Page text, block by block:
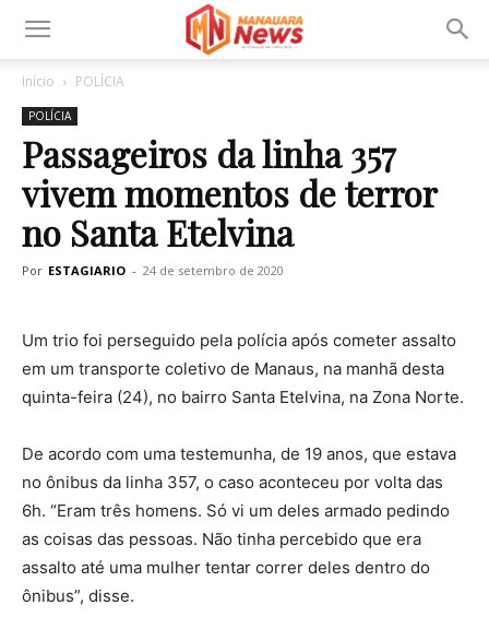
Início POLÍCIA
POLÍCIA
Passageiros da linha 357
vivem momentos de terror
no Santa Etelvina
Por ESTAGIARIO - 24 de setembro de 2020
Um trio foi perseguido pela polícia após cometer assalto
em um transporte coletivo de Manaus, na manhã desta
quinta-feira (24), no bairro Santa Etelvina, na Zona Norte.
De acordo com uma testemunha, de 19 anos, que estava
no ônibus da linha 357, o caso aconteceu por volta das
6h. “Eram três homens. Só vi um deles armado pedindo
as coisas das pessoas. Não tinha percebido que era
assalto até uma mulher tentar correr deles dentro do
ônibus”, disse.